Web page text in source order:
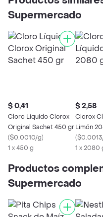
Supermercado
$ 0,41
Cloro Líquido Clorox
Original Sachet 450 gr
($0.0010/g)
1 x 450 g
$ 2,58
Clorox
Limón
(
1 x 2080
Productos
Supermercado